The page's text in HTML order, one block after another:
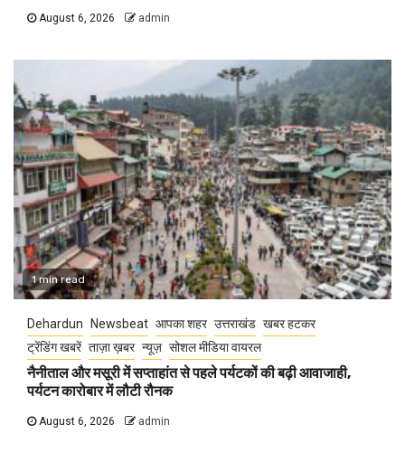
August 6, 2026 admin
1 min read
Dehardun Newsbeat आपका शहर उत्तराखंड खबर हटकर
ट्रेंडिंग खबरें ताज़ा ख़बर न्यूज़ सोशल मीडिया वायरल
नैनीताल और मसूरी में सप्ताहांत से पहले पर्यटकों की बढ़ी आवाजाही,
पर्यटन कारोबार में लौटी रौनक
August 6, 2026 admin